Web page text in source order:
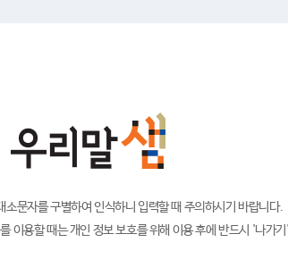
문자를 구별하여 인식하니 입력할 때 주의하시기 바랍니다.
이용할 때는 개인 정보 보호를 위해 이용 후에 반드시 '나가